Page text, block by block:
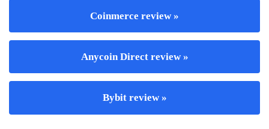
Coinmerce review »
Anycoin Direct review »
Bybit review »